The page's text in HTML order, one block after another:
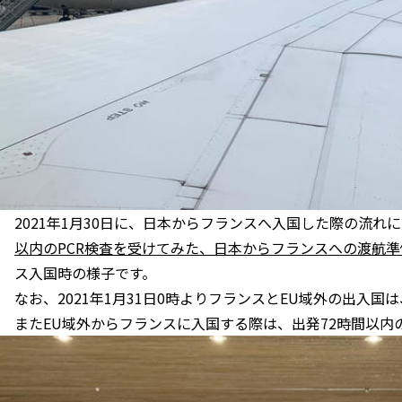
2021年1月30日に、日本からフランスへ入国した際の流れ
以内のPCR検査を受けてみた、日本からフランスへの渡航
ス入国時の様子です。
なお、2021年1月31日0時よりフランスとEU域外の出入国
またEU域外からフランスに入国する際は、出発72時間以